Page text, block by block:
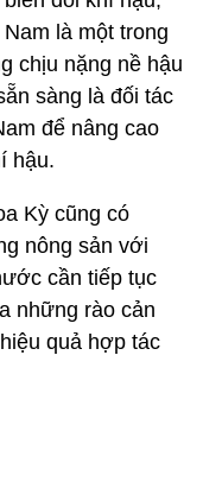
là một trong
chịu nặng nề hậu
sàng là đối tác
để nâng cao
hậu.
Kỳ cũng có
nông sản với
cần tiếp tục
những rào cản
quả hợp tác